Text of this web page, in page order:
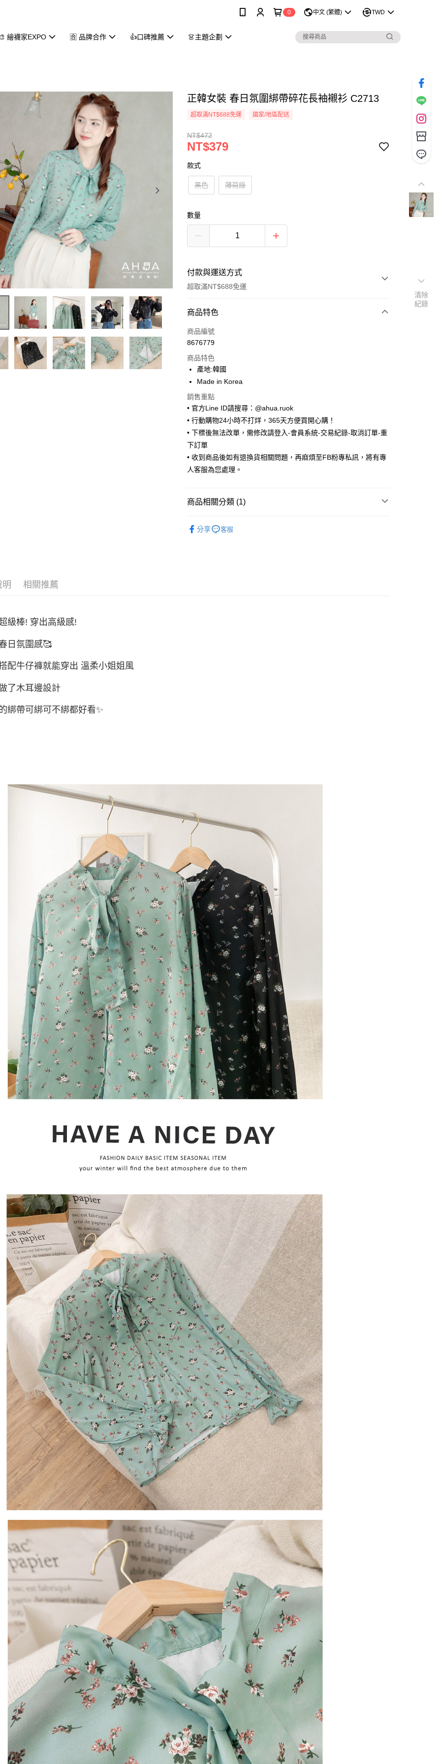
0 中文 (繁體) TWD
繪襪家EXPO 🈴 品牌合作 👍口碑推薦 👗主題企劃
正韓女裝 春日氛圍綁帶碎花長袖襯衫 C2713
超取滿NT$688免運 國家/地區配送
NT$472
NT$379
款式
黑色 薄荷綠
數量
付款與運送方式
超取滿NT$688免運
付款方式
信用卡一次付款
LINE Pay
Apple Pay
街口支付
悠遊付
運送方式
每筆NT$65，滿NT$688(含以上)免運費
每筆NT$65，滿NT$688(含以上)免運費
商品特色
商品編號
8676779
商品特色
產地:韓國
Made in Korea
銷售重點
• 官方Line ID請搜尋：@ahua.ruok
• 行動購物24小時不打烊，365天方便買開心購！
• 下標後無法改單，需修改請登入-會員系統-交易紀錄-取消訂單-重
下訂單
• 收到商品後如有退換貨相關問題，再麻煩至FB粉專私訊，將有專
人客服為您處理。
商品相關分類 (1)
分享
客服
明 相關推薦
級棒! 穿出高級感!
日氛圍感🥰
配牛仔褲就能穿出 溫柔小姐姐風
了木耳邊設計
綁帶可綁可不綁都好看✨
清除
紀錄